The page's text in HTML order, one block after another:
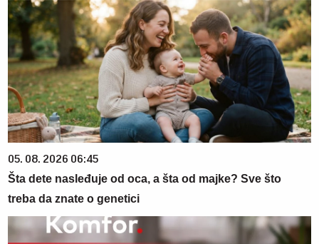
05. 08. 2026 06:45
Šta dete nasleđuje od oca, a šta od majke? Sve što
treba da znate o genetici